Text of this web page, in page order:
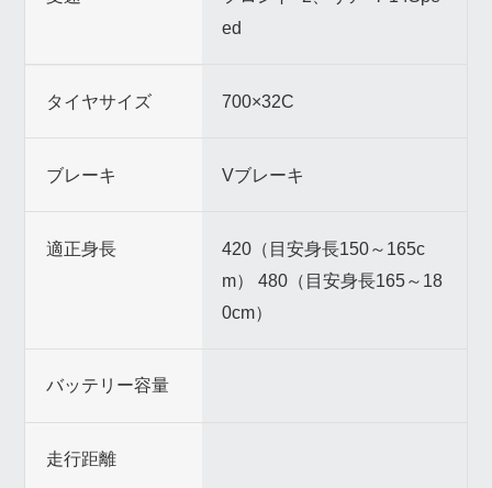
ed
タイヤサイズ 700×32C
ブレーキ Vブレーキ
適正身長
420（目安身長150～165c
m） 480（目安身長165～18
0cm）
バッテリー容量
走行距離